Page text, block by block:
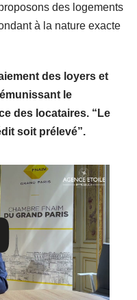
des logements
à la nature exacte
des loyers et
le
des locataires. “Le
soit prélevé”.